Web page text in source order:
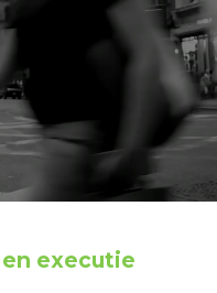
executie